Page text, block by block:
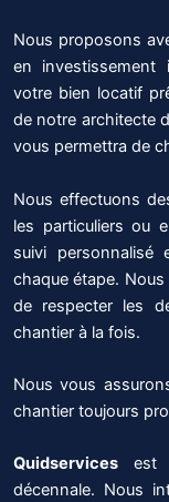
Nous proposons
en investissement
votre bien locatif
de notre architecte
vous permettra de
Nous effectuons
les particuliers ou
suivi personnalisé
chaque étape.
de respecter les
chantier à la fois.
Nous vous
chantier toujours
Quidservices est
décennale. Nous